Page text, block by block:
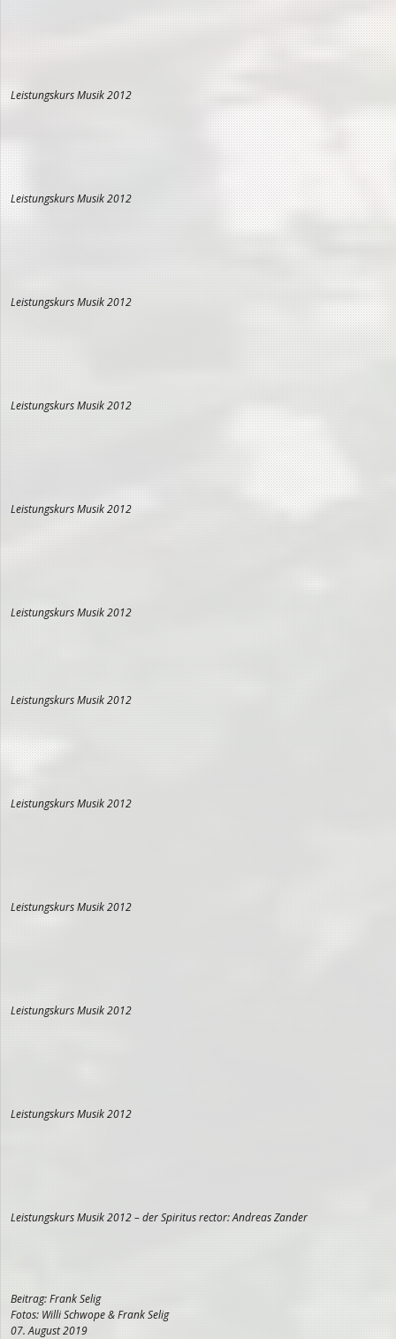
Leistungskurs Musik 2012
Leistungskurs Musik 2012
Leistungskurs Musik 2012
Leistungskurs Musik 2012
Leistungskurs Musik 2012
Leistungskurs Musik 2012
Leistungskurs Musik 2012
Leistungskurs Musik 2012
Leistungskurs Musik 2012
Leistungskurs Musik 2012
Leistungskurs Musik 2012
Leistungskurs Musik 2012 – der Spiritus rector: Andreas Zander
Beitrag: Frank Selig
Fotos: Willi Schwope & Frank Selig
07. August 2019